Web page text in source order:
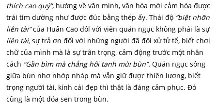
thích cao quý”, hướng về văn minh, văn hóa mới cảm hóa được
trái tim dường như được đúc bằng thép ấy. Thái độ “biệt nhỡn
liên tài”của Huấn Cao đôl với viên quản ngục không phải là sự
liên tài, sự trả ơn đối với những người đã đôi xử tử tế, biết chơi
chữ của mình mà là sự trân trọng, cảm động trước một nhân
cách “Gần bìm mà chẳng hôi tanh mùi bùn”. Quản ngục sông
giữa bùn nhơ nhớp nháp mà vẫn giữ được thiên lương, biết
trọng người tài, kính cái đẹp thì thật là đáng cảm phục. Đó
cũng là một đóa sen trong bùn.